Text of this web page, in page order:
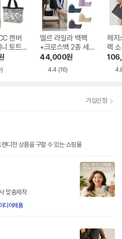
캔버
토트
엘르 라일라 백팩
+크로스백 2종 세
트 36005018
44,000원
4.4 (16)
헤지
랙
클러
가입신청
디한 상품을 구할 수 있는 쇼핑몰
맞춤제작
디어제품